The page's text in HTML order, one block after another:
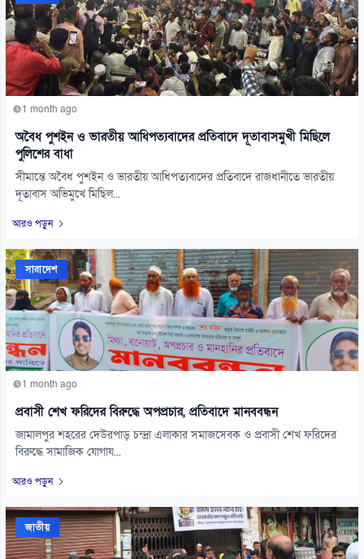
1 month ago
অবৈধ পুশইন ও ভারতীয় আধিপত্যবাদের প্রতিবাদে দূতাবাসমুখী মিছিলে
পুলিশের বাধা
সীমান্তে অবৈধ পুশইন ও ভারতীয় আধিপত্যবাদের প্রতিবাদে রাজধানীতে ভারতীয়
দূতাবাস অভিমুখে মিছিল...
আরও পড়ুন
সারাদেশ
1 month ago
প্রবাসী শেখ ফরিদের বিরুদ্ধে অপপ্রচার, প্রতিবাদে মানববন্ধন
জামালপুর শহরের দেউরপাড় চন্দ্রা এলাকার সমাজসেবক ও প্রবাসী শেখ ফরিদের
বিরুদ্ধে সামাজিক যোগায...
আরও পড়ুন
জাতীয়